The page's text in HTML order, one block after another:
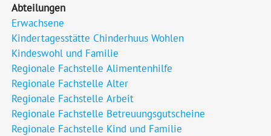
Abteilungen
Erwachsene
Kindertagesstätte Chinderhuus Wohlen
Kindeswohl und Familie
Regionale Fachstelle Alimentenhilfe
Regionale Fachstelle Alter
Regionale Fachstelle Arbeit
Regionale Fachstelle Betreuungsgutscheine
Regionale Fachstelle Kind und Familie